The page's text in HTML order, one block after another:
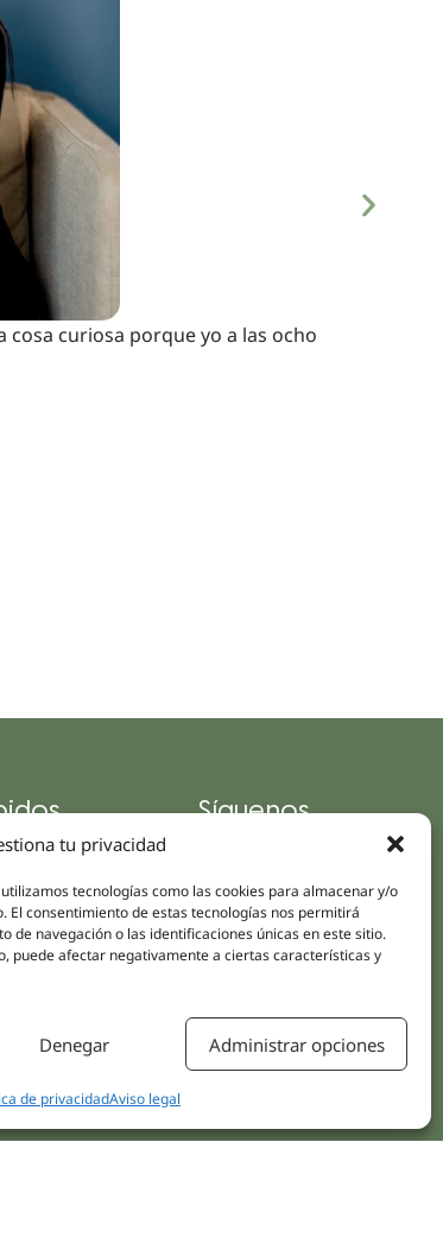
tu privacidad
tecnologías como las cookies para almacenar y/o
El consentimiento de estas tecnologías nos permitirá
de navegación o las identificaciones únicas en este sitio.
puede afectar negativamente a ciertas características y
Denegar Administrar opciones
de privacidadAviso legal
cosa curiosa porque yo a las ocho
Síguenos
Youtube
Facebook